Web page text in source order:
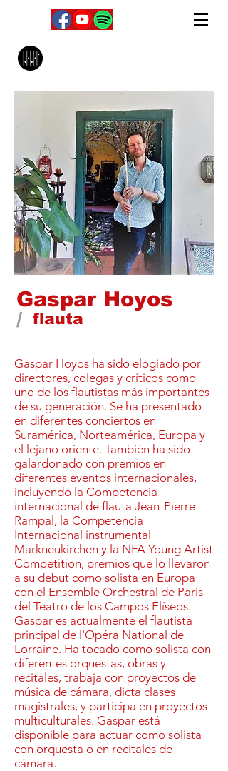
Gaspar Hoyos
/ flauta
Gaspar Hoyos ha sido elogiado por
directores, colegas y críticos como
uno de los flautistas más importantes
de su generación. Se ha presentado
en diferentes conciertos en
Suramérica, Norteamérica, Europa y
el lejano oriente. También ha sido
galardonado con premios en
diferentes eventos internacionales,
incluyendo la Competencia
internacional de flauta Jean-Pierre
Rampal, la Competencia
Internacional instrumental
Markneukirchen y la NFA Young Artist
Competition, premios que lo llevaron
a su debut como solista en Europa
con el Ensemble Orchestral de París
del Teatro de los Campos Elíseos.
Gaspar es actualmente el flautista
principal de l'Opéra National de
Lorraine. Ha tocado como solista con
diferentes orquestas, obras y
recitales, trabaja con proyectos de
música de cámara, dicta clases
magistrales, y participa en proyectos
multiculturales. Gaspar está
disponible para actuar como solista
con orquesta o en recitales de
cámara.